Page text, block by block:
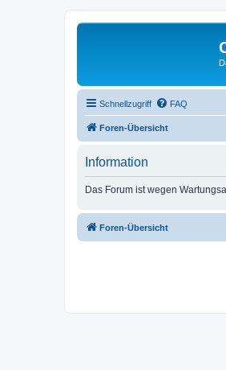
Schnellzugriff FAQ
Foren-Übersicht
Information
Das Forum ist wegen
Foren-Übersicht